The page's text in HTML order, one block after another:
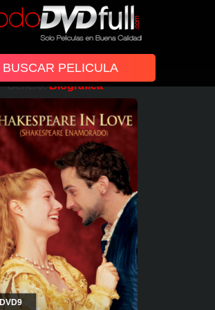
Género:Biografica
DVD9